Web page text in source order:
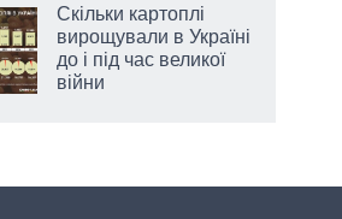
Скільки картоплі
вирощували в Україні
до і під час великої
війни